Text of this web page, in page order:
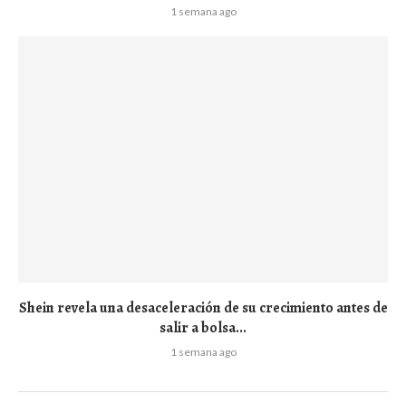
1 semana ago
Shein revela una desaceleración de su crecimiento antes de
salir a bolsa...
1 semana ago